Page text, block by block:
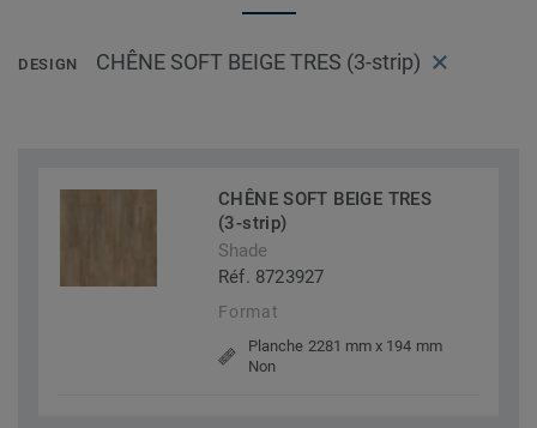
DESIGN CHÊNE SOFT BEIGE TRES (3-strip)
CHÊNE SOFT BEIGE TRES
(3-strip)
Shade
Réf. 8723927
Format
Planche 2281 mm x 194 mm
Non